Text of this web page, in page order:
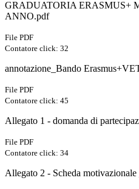
GRADUATORIA ERASMUS+
ANNO.pdf
File PDF
Contatore click: 32
annotazione_Bando
File PDF
Contatore click: 45
Allegato 1 - domanda di
File PDF
Contatore click: 34
Allegato 2 - Scheda